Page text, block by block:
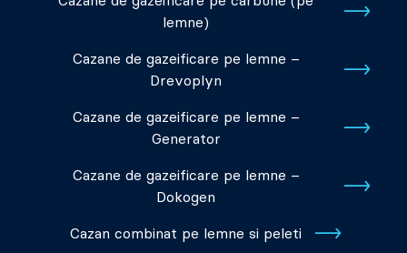
lemne)
Cazane de gazeificare pe lemne –
Drevoplyn
Cazane de gazeificare pe lemne –
Generator
Cazane de gazeificare pe lemne –
Dokogen
Cazan combinat pe lemne si peleti